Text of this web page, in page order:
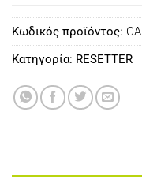
Κωδικός προϊόντος:
Κατηγορία: RESETTER